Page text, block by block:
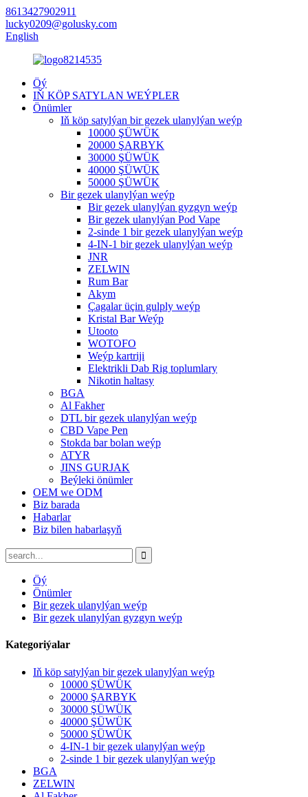
8613427902911
lucky0209@golusky.com
English
Öý
IŇ KÖP SATYLAN WEÝPLER
Önümler
Iň köp satylýan bir gezek ulanylýan weýp
10000 ŞÜWÜK
20000 ŞARBYK
30000 ŞÜWÜK
40000 ŞÜWÜK
50000 ŞÜWÜK
Bir gezek ulanylýan weýp
Bir gezek ulanylýan gyzgyn weýp
Bir gezek ulanylýan Pod Vape
2-sinde 1 bir gezek ulanylýan weýp
4-IN-1 bir gezek ulanylýan weýp
JNR
ZELWIN
Rum Bar
Akym
Çagalar üçin gulply weýp
Kristal Bar Weýp
Utooto
WOTOFO
Weýp kartriji
Elektrikli Dab Rig toplumlary
Nikotin haltasy
BGA
Al Fakher
DTL bir gezek ulanylýan weýp
CBD Vape Pen
Stokda bar bolan weýp
ATYR
JINS GURJAK
Beýleki önümler
OEM we ODM
Biz barada
Habarlar
Biz bilen habarlaşyň
Öý
Önümler
Bir gezek ulanylýan weýp
Bir gezek ulanylýan gyzgyn weýp
Kategoriýalar
Iň köp satylýan bir gezek ulanylýan weýp
10000 ŞÜWÜK
20000 ŞARBYK
30000 ŞÜWÜK
40000 ŞÜWÜK
50000 ŞÜWÜK
4-IN-1 bir gezek ulanylýan weýp
2-sinde 1 bir gezek ulanylýan weýp
BGA
ZELWIN